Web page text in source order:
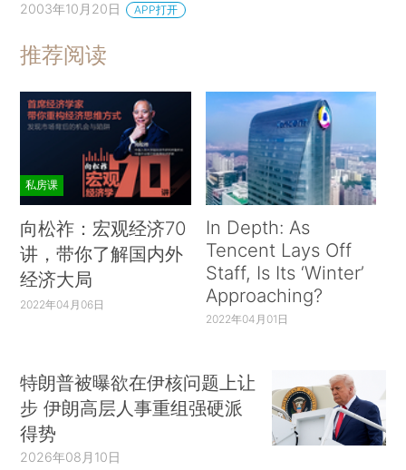
2003年10月20日 APP打开
推荐阅读
私房课
向松祚：宏观经济70
讲，带你了解国内外
经济大局
2022年04月06日
In Depth: As
Tencent Lays Off
Staff, Is Its ‘Winter’
Approaching?
2022年04月01日
特朗普被曝欲在伊核问题上让
步 伊朗高层人事重组强硬派
得势
2026年08月10日